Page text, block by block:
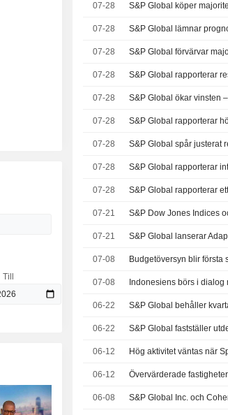
07-28
07-28 S&P Global lämnar
07-28
07-28 S&P Global rapporterar
07-28 S&P Global ökar vinsten
07-28
07-28
07-28
07-28
07-21 S&P Dow Jones Indices
07-21
07-08
07-08 Indonesiens börs i
06-22 S&P Global behåller
06-22 S&P Global fastställer
06-12 Hög aktivitet väntas när
06-12 Övervärderade
06-08
Till